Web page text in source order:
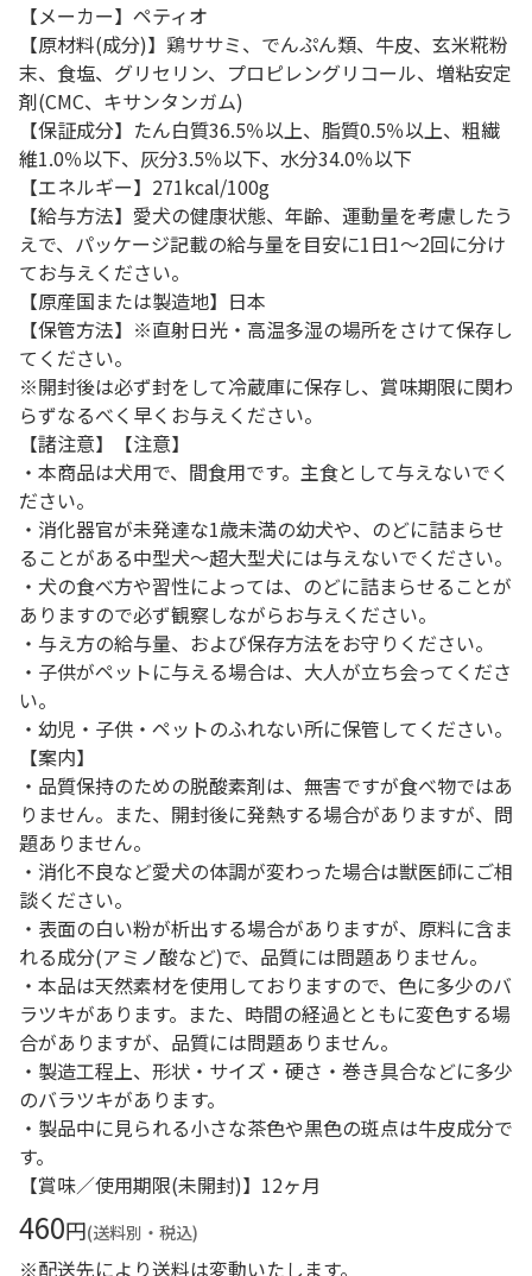
【メーカー】ペティオ
【原材料(成分)】鶏ササミ、でんぷん類、牛皮、玄米糀粉
末、食塩、グリセリン、プロピレングリコール、増粘安定
剤(CMC、キサンタンガム)
【保証成分】たん白質36.5％以上、脂質0.5％以上、粗繊
維1.0％以下、灰分3.5％以下、水分34.0％以下
【エネルギー】271kcal/100g
【給与方法】愛犬の健康状態、年齢、運動量を考慮したう
えで、パッケージ記載の給与量を目安に1日1～2回に分け
てお与えください。
【原産国または製造地】日本
【保管方法】※直射日光・高温多湿の場所をさけて保存し
てください。
※開封後は必ず封をして冷蔵庫に保存し、賞味期限に関わ
らずなるべく早くお与えください。
【諸注意】【注意】
・本商品は犬用で、間食用です。主食として与えないでく
ださい。
・消化器官が未発達な1歳未満の幼犬や、のどに詰まらせ
ることがある中型犬～超大型犬には与えないでください。
・犬の食べ方や習性によっては、のどに詰まらせることが
ありますので必ず観察しながらお与えください。
・与え方の給与量、および保存方法をお守りください。
・子供がペットに与える場合は、大人が立ち会ってくださ
い。
・幼児・子供・ペットのふれない所に保管してください。
【案内】
・品質保持のための脱酸素剤は、無害ですが食べ物ではあ
りません。また、開封後に発熱する場合がありますが、問
題ありません。
・消化不良など愛犬の体調が変わった場合は獣医師にご相
談ください。
・表面の白い粉が析出する場合がありますが、原料に含ま
れる成分(アミノ酸など)で、品質には問題ありません。
・本品は天然素材を使用しておりますので、色に多少のバ
ラツキがあります。また、時間の経過とともに変色する場
合がありますが、品質には問題ありません。
・製造工程上、形状・サイズ・硬さ・巻き具合などに多少
のバラツキがあります。
・製品中に見られる小さな茶色や黒色の斑点は牛皮成分で
す。
【賞味／使用期限(未開封)】12ヶ月
460円(送料別・税込)
※配送先により送料は変動いたします。